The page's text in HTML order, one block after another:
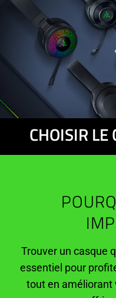
CHOISIR LE
Trouver un casque
essentiel pour
tout en améliorant